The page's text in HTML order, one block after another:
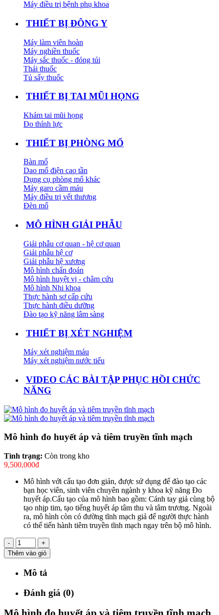
Máy điều trị bệnh phụ khoa
THIẾT BỊ ĐÔNG Y
Máy làm viên hoàn
Máy nghiền thuốc
Máy sắc thuốc - đóng túi
Thái thuốc
Tủ sấy thuốc
THIẾT BỊ TAI MŨI HỌNG
Khám tai mũi họng
Đo thính lực
THIẾT BỊ PHÒNG MỔ
Bàn mổ
Dao mổ điện cao tần
Dụng cụ phòng mổ khác
Máy garo cầm máu
Máy điều trị vết thương
Đèn mổ
MÔ HÌNH GIẢI PHẪU
Giải phẫu cơ quan - hệ cơ quan
Giải phẫu hệ cơ
Giải phẫu hệ xương
Mô hình chẩn đoán
Mô hình huyệt vị - châm cứu
Mô hình Nhi khoa
Thực hành sơ cấp cứu
Thực hành điều dưỡng
Đào tạo kỹ năng lâm sàng
THIẾT BỊ XÉT NGHIỆM
Máy xét nghiệm máu
Máy xét nghiệm nước tiểu
VIDEO CÁC BÀI TẬP PHỤC HỒI CHỨC
NĂNG
Mô hình đo huyết áp và tiêm truyền tĩnh mạch
Tình trạng: Còn trong kho
9,500,000đ
Mô hình với cấu tạo đơn giản, được sử dụng để đào tạo các
bạn học viên, sinh viên chuyên ngành y khoa kỹ năng Đo
huyết áp.Cấu tạo của mô hình bao gồm: Cánh tay giả cùng bộ
tạo nhịp tim, tạo tiếng huyết áp tâm thu và tâm trương. Ngoài
ra, mô hình còn có đường tĩnh mạch giả để người thực hành
có thể tiến hành tiêm truyền tĩnh mạch ngay trên bộ mô hình.
-
+
Thêm vào giỏ
Mô tả
Đánh giá (0)